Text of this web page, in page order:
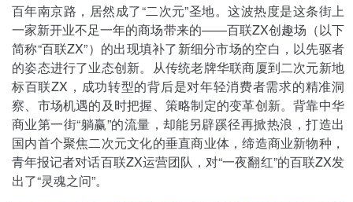
百年南京路，居然成了“二次元”圣地。这波热度是这条街上
一家新开业不足一年的商场带来的——百联ZX创趣场（以下
简称“百联ZX”）的出现填补了新细分市场的空白，以先驱者
的姿态进行了业态创新。从传统老牌华联商厦到二次元新地
标百联ZX，成功转型的背后是对年轻消费者需求的精准洞
察、市场机遇的及时把握、策略制定的变革创新。背靠中华
商业第一街“躺赢”的流量，却能另辟蹊径再掀热浪，打造出
国内首个聚焦二次元文化的垂直商业体，缔造商业新物种，
青年报记者对话百联ZX运营团队，对“一夜翻红”的百联ZX发
出了“灵魂之问”。